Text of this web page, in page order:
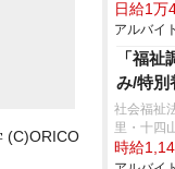
(C)ORICO
日給1万
アルバイ
「福
み/特別
社会福祉
里・十四
時給